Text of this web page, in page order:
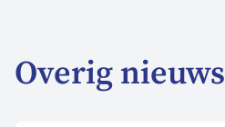
Overig nieuws